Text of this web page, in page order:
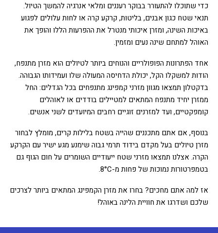
כדי שתוכלו להתעורר בבוקר רעננים ומלאי אנרגיה להמשך הטיול.
תנאי שטח כגון אבנים, בליטות, קרקע קרה או לחות עלולים לפגוע
באיכות השינה, ומזרן איכותי מנטרל את ההפרעות הללו והופך את
האוהל למתחם שינה נעים ומזמין.
אחד הפתרונות הפופולריים והנוחים ביותר לטיולים הוא מזרן מתנפח,
הודות למשקלו הקל, יכולת הדחיסה המעולה שלו ועמידותו הגבוהה.
בדקטלון תמצאו מגוון מזרני קמפינג מתנפחים בכל הגדלים: החל
ממזרן יחיד מתנפח המתאים למטיילים בודדים או לאוהלים
קומפקטיים, ועד למזרנים זוגיים רחבים המיועדים לשני אנשים.
בנוסף, אם אתם מתכננים שהייה בשטח בלילות קרים, מומלץ לבחור
מזרן טיולים בעל מקדם בידוד תרמי גבוה שימנע מגע ישיר עם הקרקע
הקרה. אצלנו תמצאו מזרני שטח ייעודיים השומרים על חום הגוף גם
בטמפרטורות נמוכות של פחות מ-8°C.
אז למה אתם מחכים? בחרו את מזרן הקמפינג המתאים ביותר לצרכים
שלכם ושדרגו את חוויית הלינה באוהל!